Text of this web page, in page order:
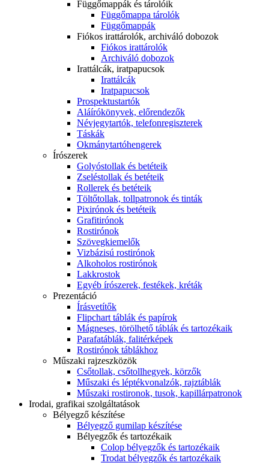
Függőmappák és tárolóik
Függőmappa tárolók
Függőmappák
Fiókos irattárolók, archiváló dobozok
Fiókos irattárolók
Archiváló dobozok
Irattálcák, iratpapucsok
Irattálcák
Iratpapucsok
Prospektustartók
Aláírókönyvek, előrendezők
Névjegytartók, telefonregiszterek
Táskák
Okmánytartóhengerek
Írószerek
Golyóstollak és betéteik
Zseléstollak és betéteik
Rollerek és betéteik
Töltőtollak, tollpatronok és tinták
Pixirónok és betéteik
Grafitirónok
Rostirónok
Szövegkiemelők
Vizbázisú rostirónok
Alkoholos rostirónok
Lakkrostok
Egyéb írószerek, festékek, kréták
Prezentáció
Írásvetítők
Flipchart táblák és papírok
Mágneses, törölhető táblák és tartozékaik
Parafatáblák, falitérképek
Rostirónok táblákhoz
Műszaki rajzeszközök
Csőtollak, csőtollhegyek, körzők
Műszaki és léptékvonalzók, rajztáblák
Műszaki rostironok, tusok, kapillárpatronok
Irodai, grafikai szolgáltatások
Bélyegző készítése
Bélyegző gumilap készítése
Bélyegzők és tartozékaik
Colop bélyegzők és tartozékaik
Trodat bélyegzők és tartozékaik